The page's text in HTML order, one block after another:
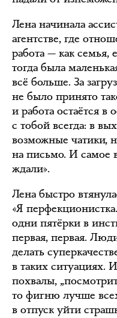
Лена начинала
агентстве, где
работа — как семья,
тогда была
всё больше. За
не было принято
и работа остаётся в
с тобой всегда: в
возможные чатики,
на письмо. И самое
ждали».
Лена быстро
«Я
одни пятёрки в
первая, первая.
делать
в таких ситуациях.
похвалы,
то фигню лучше
в отпуск уйти